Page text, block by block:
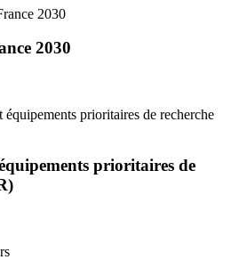
2030
2030
équipements prioritaires de recherche
prioritaires de